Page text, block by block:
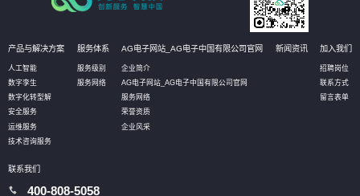
产品与解决方案
人工智能
数字孪生
数字化转型解
安全服务
运维服务
技术咨询服务
服务体系
服务级别
服务网络
AG电子网站_AG电子中国有限公司官网
企业简介
AG电子网站_AG电子中国有限公司官网
服务网络
荣誉资质
企业风采
新闻资讯 加入我们
招聘岗位
联系方式
留言表单
联系我们
400-808-5058